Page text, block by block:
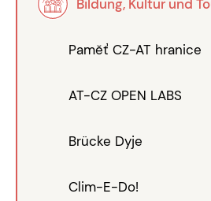
Bildung, Kultur und
Paměť CZ-AT hranice
AT-CZ OPEN LABS
Brücke Dyje
Clim-E-Do!